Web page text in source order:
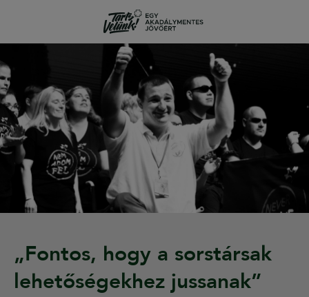
„Fontos, hogy a sorstársak
lehetőségekhez jussanak”